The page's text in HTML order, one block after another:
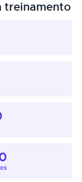
treinamento